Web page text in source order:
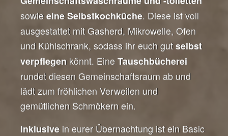
sowieeine Selbstkochküche. Diese ist voll
ausgestattet mit Gasherd, Mikrowelle, Ofen
und Kühlschrank, sodass ihr euch gutselbst
verpflegen könnt. EineTauschbücherei
rundet diesen Gemeinschaftsraum ab und
lädt zum fröhlichen Verweilen und
gemütlichen Schmökern ein.
Inklusivein eurer Übernachtung ist ein Basic